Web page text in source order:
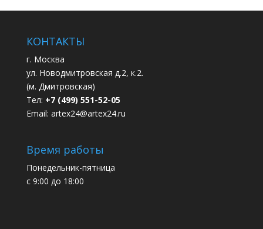
КОНТАКТЫ
г. Москва
ул. Новодмитровская д.2, к.2.
(м. Дмитровская)
Тел: +7 (499) 551-52-05
Email: artex24@artex24.ru
Время работы
Понедельник-пятница
с 9:00 до 18:00